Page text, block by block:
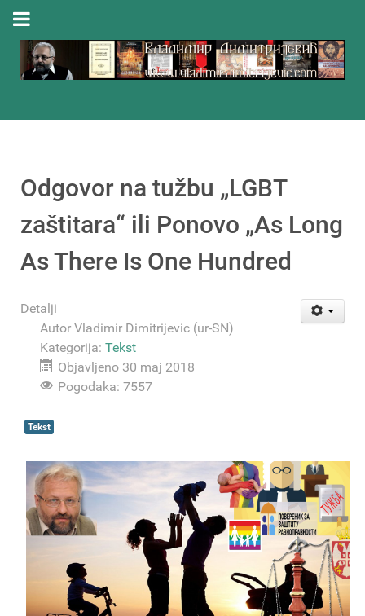
Odgovor na tužbu „LGBT
zaštitara“ ili Ponovo „Аs Long
As There Is One Hundred
Detalji
Autor Vladimir Dimitrijevic (ur-SN)
Kategorija: Tekst
Objavljeno 30 maj 2018
Pogodaka: 7557
Tekst